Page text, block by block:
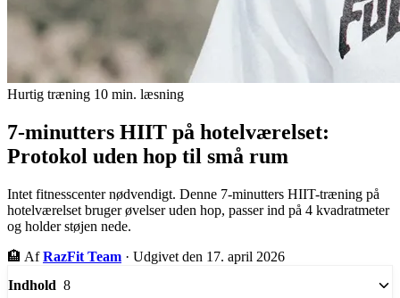
Hurtig træning 10 min. læsning
7-minutters HIIT på hotelværelset:
Protokol uden hop til små rum
Intet fitnesscenter nødvendigt. Denne 7-minutters HIIT-træning på
hotelværelset bruger øvelser uden hop, passer ind på 4 kvadratmeter
og holder støjen nede.
🏨 AfRazFit Team · Udgivet den 17. april 2026
Indhold 8